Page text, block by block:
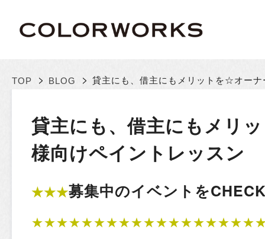
TOP > BLOG > 貸主にも、借主にもメリットを☆オー
貸主にも、借主にもメリ
様向けペイントレッスン
★★★募集中のイベントを